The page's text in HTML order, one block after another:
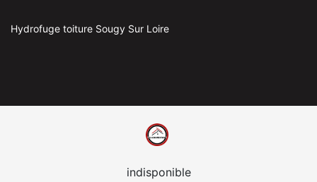
Hydrofuge toiture Sougy Sur Loire
indisponible